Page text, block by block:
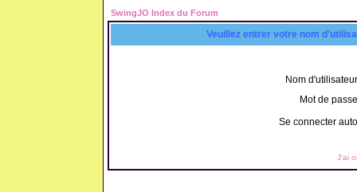
SwingJO Index du Forum
Veuillez entrer votre nom
Nom
Mot de
Se connecter
J'ai